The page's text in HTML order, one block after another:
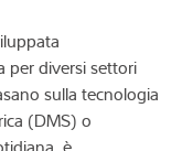
per diversi settori
sulla tecnologia
(DMS) o